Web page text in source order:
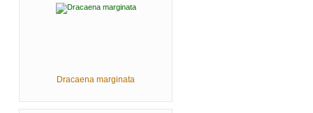
Dracaena marginata